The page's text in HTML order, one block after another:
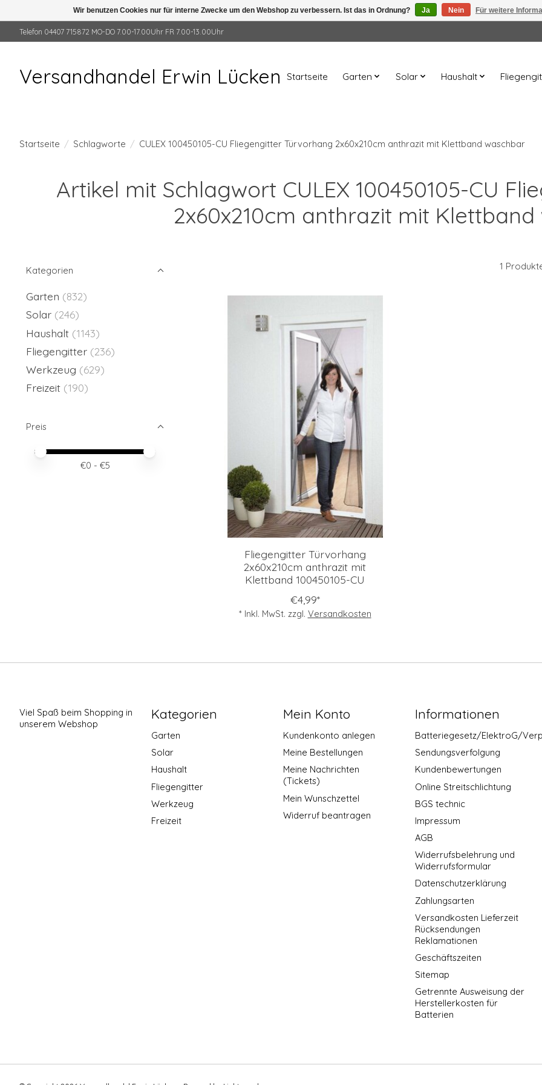
Telefon 04407 715872 MO-DO 7.00-17.00Uhr FR 7.00-13.00Uhr
Versandhandel Erwin Lücken Startseite Garten Solar Haushalt
Startseite / Schlagworte / CULEX 100450105-CU Fliegengitter Türvorhang 2x60x210cm anthrazit mit Klettband waschbar
Artikel mit Schlagwort CULEX 100450105-CU
2x60x210cm anthrazit mit
Kategorien
Garten (832)
Solar (246)
Haushalt (1143)
Fliegengitter (236)
Werkzeug (629)
Freizeit (190)
Preis
Preis – Mindestwert
Price maximum value
€0 - €5
1
Fliegengitter Türvorhang
2x60x210cm anthrazit mit
Klettband 100450105-CU
€4,99*
* Inkl. MwSt. zzgl. Versandkosten
Viel Spaß beim Shopping in
unserem Webshop
Kategorien
Garten
Solar
Haushalt
Fliegengitter
Werkzeug
Freizeit
Mein Konto
Kundenkonto anlegen
Meine Bestellungen
Meine Nachrichten
(Tickets)
Mein Wunschzettel
Widerruf beantragen
Informationen
Batteriegesetz/ElektroG/
Sendungsverfolgung
Kundenbewertungen
Online Streitschlichtung
BGS technic
Impressum
AGB
Widerrufsbelehrung und
Widerrufsformular
Datenschutzerklärung
Zahlungsarten
Versandkosten Lieferzeit
Rücksendungen
Reklamationen
Geschäftszeiten
Sitemap
Getrennte Ausweisung der
Herstellerkosten für
Batterien
Wir benutzen Cookies nur für interne Zwecke um den Webshop zu verbessern. Ist das in Ordnung? Ja Nein Für weitere